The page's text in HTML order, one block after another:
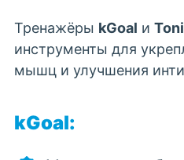
Тренажёры kGoal и
инструменты для
мышц и улучшения
kGoal: